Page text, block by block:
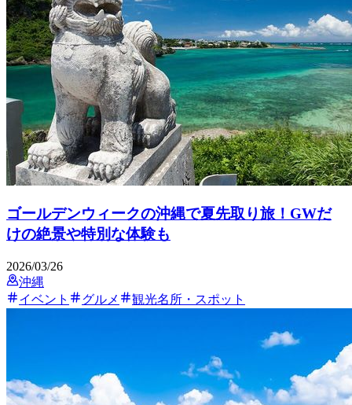
ゴールデンウィークの沖縄で夏先取り旅！GWだ
けの絶景や特別な体験も
2026/03/26
沖縄
イベント
グルメ 観光名所・スポット